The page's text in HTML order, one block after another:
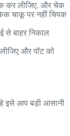
कर लीजिए. और चेक
चाकू पर नहीं चिपक
से बाहर निकाल
और पॉट को
इसे आप बड़ी आसानी